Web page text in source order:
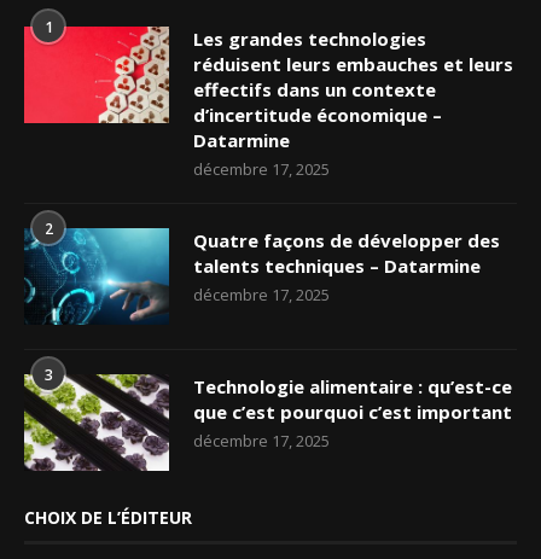
1
Les grandes technologies
réduisent leurs embauches et leurs
effectifs dans un contexte
d’incertitude économique –
Datarmine
décembre 17, 2025
2
Quatre façons de développer des
talents techniques – Datarmine
décembre 17, 2025
3
Technologie alimentaire : qu’est-ce
que c’est pourquoi c’est important
décembre 17, 2025
CHOIX DE L’ÉDITEUR